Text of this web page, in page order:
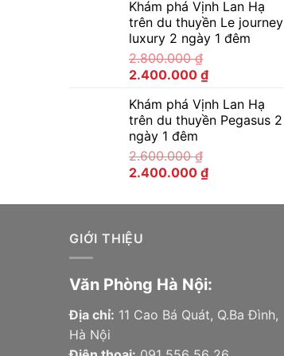
Khám phá Vịnh Lan Hạ
trên du thuyền Le journey
luxury 2 ngày 1 đêm
2.800.000₫
2.400.000 ₫
Khám phá Vịnh Lan Hạ
trên du thuyền Pegasus 2
ngày 1 đêm
2.600.000₫
2.400.000 ₫
GIỚI THIỆU
Văn Phòng Hà Nội:
Địa chỉ: 11 Cao Bá Quát, Q.Ba Đình,
Hà Nội